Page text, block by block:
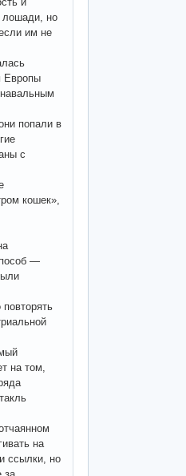
лошади, но
им не
Европы
попали в
с
кошек»,
—
на том,
на
ссылки, но